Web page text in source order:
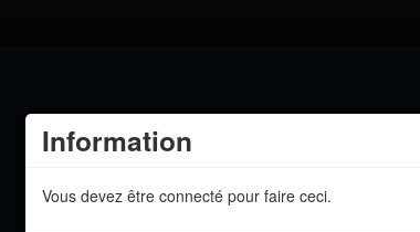
Information
Vous devez être connecté pour faire ceci.